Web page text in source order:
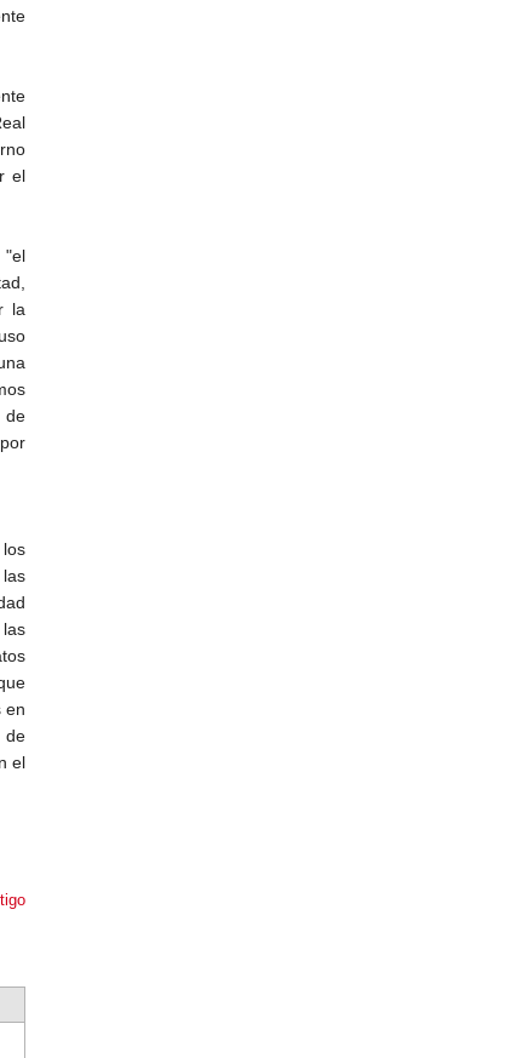
el
la
de
en
de
el